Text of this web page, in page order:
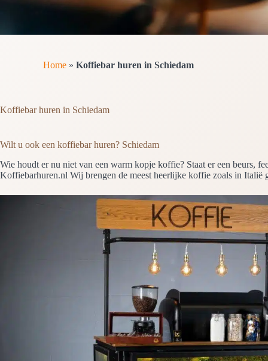
Home» Koffiebar huren in Schiedam
Koffiebar huren in Schiedam
Wilt u ook een koffiebar huren? Schiedam
Wie houdt er nu niet van een warm kopje koffie? Staat er een beurs,
Koffiebarhuren.nl Wij brengen de meest heerlijke koffie zoals in Italië